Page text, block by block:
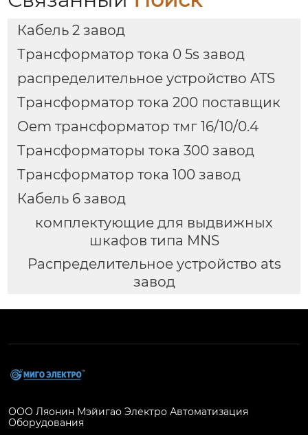
Кабель 2 завод
Трансформатор тока 0 5s завод
распределительное устройство ATS
Трансформатор тока 200 поставщик
Oem трансформатор тмг 16/10/0.4
Трансформаторы тока 300 завод
Трансформатор тока 100 завод
Кабель 6 завод
комплектующие для выдвижных
шкафов типа MNS
Распределительное устройство ats
завод
ООО Ляонин Мэйигао Электро Автоматизация
Оборудования